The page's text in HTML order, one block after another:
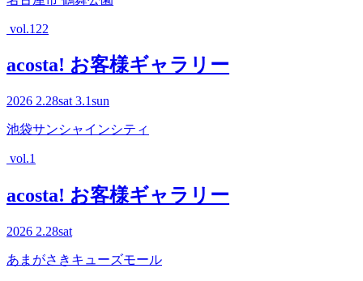
vol.122
acosta! お客様ギャラリー
2026 2.28sat 3.1sun
池袋サンシャインシティ
vol.1
acosta! お客様ギャラリー
2026 2.28sat
あまがさきキューズモール